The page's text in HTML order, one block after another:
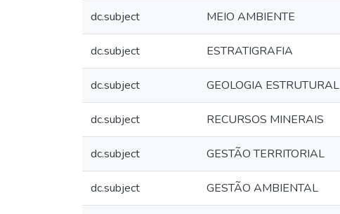
dc.subject MEIO AMBIENTE
dc.subject ESTRATIGRAFIA
dc.subject GEOLOGIA ESTRUTURAL
dc.subject RECURSOS MINERAIS
dc.subject GESTÃO TERRITORIAL
dc.subject GESTÃO AMBIENTAL